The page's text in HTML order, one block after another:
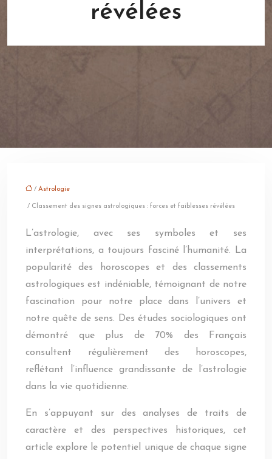
révélées
/ Astrologie
/ Classement des signes astrologiques : forces et faiblesses révélées
L’astrologie, avec ses symboles et ses
interprétations, a toujours fasciné l’humanité. La
popularité des horoscopes et des classements
astrologiques est indéniable, témoignant de notre
fascination pour notre place dans l’univers et
notre quête de sens. Des études sociologiques ont
démontré que plus de 70% des Français
consultent régulièrement des horoscopes,
reflétant l’influence grandissante de l’astrologie
dans la vie quotidienne.
En s’appuyant sur des analyses de traits de
caractère et des perspectives historiques, cet
article explore le potentiel unique de chaque signe